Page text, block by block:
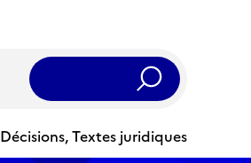
Rechercher
Décisions, Textes juridiques